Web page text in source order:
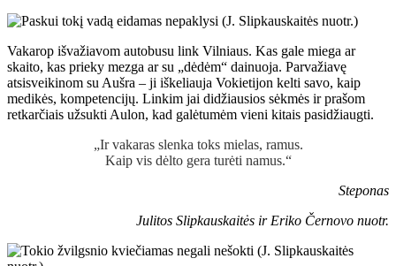
Vakarop išvažiavom autobusu link Vilniaus. Kas gale miega ar
skaito, kas prieky mezga ar su „dėdėm“ dainuoja. Parvažiavę
atsisveikinom su Aušra – ji iškeliauja Vokietijon kelti savo, kaip
medikės, kompetencijų. Linkim jai didžiausios sėkmės ir prašom
retkarčiais užsukti Aulon, kad galėtumėm vieni kitais pasidžiaugti.
„Ir vakaras slenka toks mielas, ramus.
Kaip vis dėlto gera turėti namus.“
Steponas
Julitos Slipkauskaitės ir Eriko Černovo nuotr.